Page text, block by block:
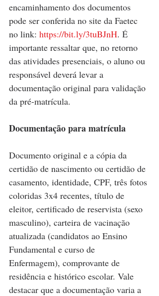
encaminhamento dos documentos
pode ser conferida no site da Faetec
no link: https://bit.ly/3tuBJnH. É
importante ressaltar que, no retorno
das atividades presenciais, o aluno ou
responsável deverá levar a
documentação original para validação
da pré-matrícula.
Documentação para matrícula
Documento original e a cópia da
certidão de nascimento ou certidão de
casamento, identidade, CPF, três fotos
coloridas 3x4 recentes, título de
eleitor, certificado de reservista (sexo
masculino), carteira de vacinação
atualizada (candidatos ao Ensino
Fundamental e curso de
Enfermagem), comprovante de
residência e histórico escolar. Vale
destacar que a documentação varia a